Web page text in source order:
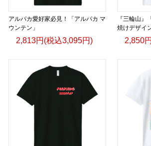
アルパカ愛好家必見！「アルパカ マ
ウンテン」
2,813円(税込3,095円)
『三輪山
焼けデザイ
2,850